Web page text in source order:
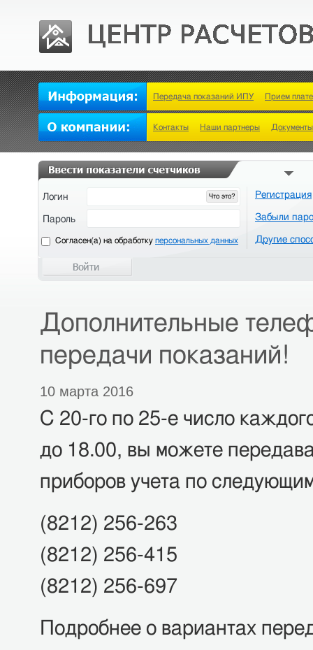
Контакты Наши партнеры Документы
Передача показаний ИПУ Прием
Что это?
Логин Регистрация
Забыли
Другие
Пароль
Cогласен(а) на обработку персональных данных
Дополнительные
передачи показаний!
10 марта 2016
С 20-го по 25-е число
до 18.00, вы можете
приборов учета по
(8212) 256-263
(8212) 256-415
(8212) 256-697
Подробнее о вариантах